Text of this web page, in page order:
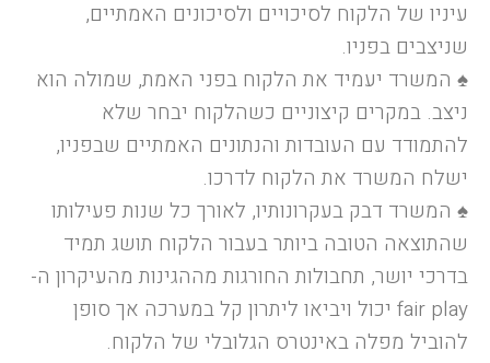
עיניו של הלקוח לסיכויים ולסיכונים האמתיים,
שניצבים בפניו.
♠ המשרד יעמיד את הלקוח בפני האמת, שמולה הוא
ניצב. במקרים קיצוניים כשהלקוח יבחר שלא
להתמודד עם העובדות והנתונים האמתיים שבפניו,
ישלח המשרד את הלקוח לדרכו.
♠ המשרד דבק בעקרונותיו, לאורך כל שנות פעילותו
שהתוצאה הטובה ביותר בעבור הלקוח תושג תמיד
בדרכי יושר, תחבולות החורגות מההגינות מהעיקרון ה-
fair play יכול ויביאו ליתרון קל במערכה אך סופן
להוביל מפלה באינטרס הגלובלי של הלקוח.